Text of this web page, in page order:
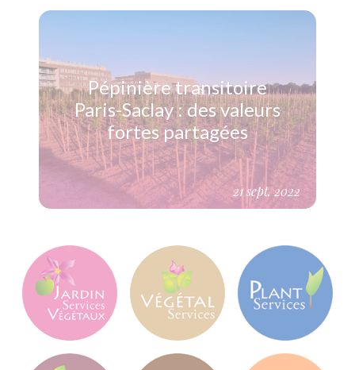
Pépinière transitoire
Paris-Saclay : des valeurs
fortes partagées
21 sept. 2022